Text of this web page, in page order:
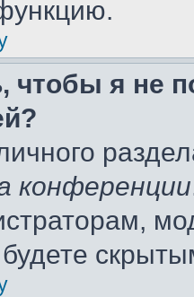
чтобы я не
конференции